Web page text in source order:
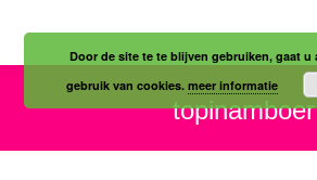
topinamboer
Door de site te te blijven gebruiken, gaat u
gebruik van cookies.meer informatie